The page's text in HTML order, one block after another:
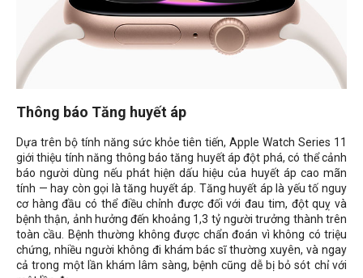
Thông báo Tăng huyết áp
Dựa trên bộ tính năng sức khỏe tiên tiến, Apple Watch Series 11
giới thiệu tính năng thông báo tăng huyết áp đột phá, có thể cảnh
báo người dùng nếu phát hiện dấu hiệu của huyết áp cao mãn
tính — hay còn gọi là tăng huyết áp. Tăng huyết áp là yếu tố nguy
cơ hàng đầu có thể điều chỉnh được đối với đau tim, đột quỵ và
bệnh thận, ảnh hưởng đến khoảng 1,3 tỷ người trưởng thành trên
toàn cầu. Bệnh thường không được chẩn đoán vì không có triệu
chứng, nhiều người không đi khám bác sĩ thường xuyên, và ngay
cả trong một lần khám lâm sàng, bệnh cũng dễ bị bỏ sót chỉ với